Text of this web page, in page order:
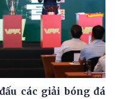
các giải bóng đá